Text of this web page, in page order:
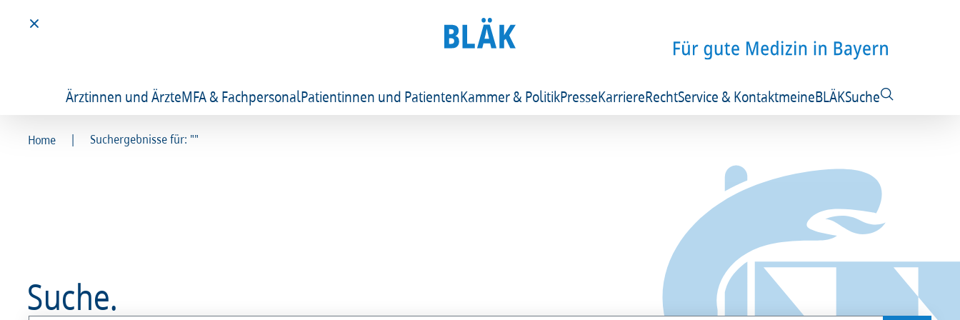
Ärztinnen und ÄrzteMFA & FachpersonalPatientinnen und PatientenKammer & PolitikPresseKarriereRechtService & KontaktmeineBLÄKSuche
Home | Suchergebnisse für: ""
Suche.